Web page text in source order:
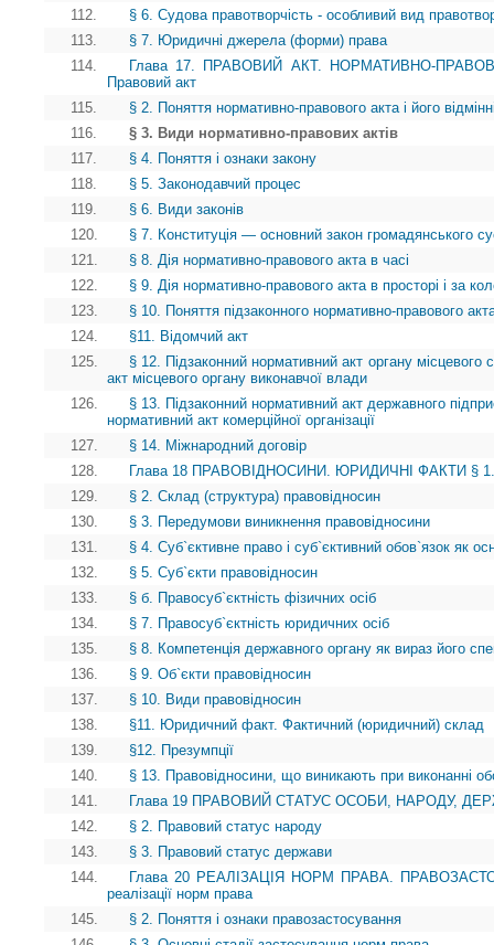
112.
§ 6. Судова правотворчість - особливий вид
113.
§ 7. Юридичні джерела (форми) права
114.
Глава 17. ПРАВОВИЙ АКТ. НОРМАТИВНО-
Правовий акт
115.
§ 2. Поняття нормативно-правового акта і його
116.
§ 3. Види нормативно-правових актів
117.
§ 4. Поняття і ознаки закону
118.
§ 5. Законодавчий процес
119.
§ 6. Види законів
120.
§ 7. Конституція — основний закон громадянського
121.
§ 8. Дія нормативно-правового акта в часі
122.
§ 9. Дія нормативно-правового акта в просторі і за
123.
§ 10. Поняття підзаконного нормативно-правового
124.
§11. Відомчий акт
125.
§ 12. Підзаконний нормативний акт органу
акт місцевого органу виконавчої влади
126.
§ 13. Підзаконний нормативний акт державного
нормативний акт комерційної організації
127.
§ 14. Міжнародний договір
128.
Глава 18 ПРАВОВІДНОСИНИ. ЮРИДИЧНІ ФАКТИ § 1.
129.
§ 2. Склад (структура) правовідносин
130.
§ 3. Передумови виникнення правовідносини
131.
§ 4. Суб`єктивне право і суб`єктивний обов`язок як
132.
§ 5. Суб`єкти правовідносин
133.
§ б. Правосуб`єктність фізичних осіб
134.
§ 7. Правосуб`єктність юридичних осіб
135.
§ 8. Компетенція державного органу як вираз його
136.
§ 9. Об`єкти правовідносин
137.
§ 10. Види правовідносин
138.
§11. Юридичний факт. Фактичний (юридичний) склад
139.
§12. Презумпції
140.
§ 13. Правовідносини, що виникають при виконанні
141.
Глава 19 ПРАВОВИЙ СТАТУС ОСОБИ, НАРОДУ,
142.
§ 2. Правовий статус народу
143.
§ 3. Правовий статус держави
144.
Глава 20 РЕАЛІЗАЦІЯ НОРМ ПРАВА.
реалізації норм права
145.
§ 2. Поняття і ознаки правозастосування